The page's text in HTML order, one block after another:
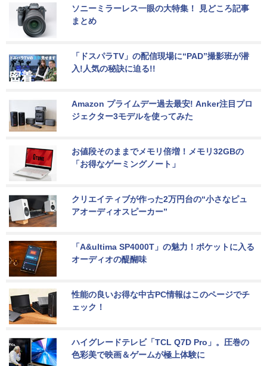
ソニーミラーレス一眼の大特集！ 見どころ記事
まとめ
「ドスパラTV」の配信現場に“PAD”撮影班が潜
入!人気の秘訣に迫る!!
Amazon プライムデー過去最安! Anker注目プロ
ジェクター3モデルを使ってみた
お値段そのままでメモリ倍増！メモリ32GBの
「お得なゲーミングノート」
クリエイティブが作った2万円台の“小さなピュ
アオーディオスピーカー”
「A&ultima SP4000T」の魅力！ポケットに入る
オーディオの醍醐味
性能の良いお得な中古PC情報はこのページでチ
ェック！
ハイグレードテレビ「TCL Q7D Pro」。圧巻の
色彩美で映画＆ゲームが極上体験に